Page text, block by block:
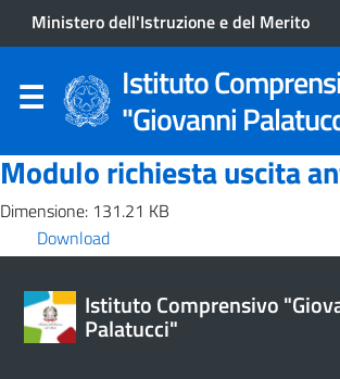
Ministero dell'Istruzione e del Merito
Istituto
"Giovanni
Modulo richiesta uscita
Dimensione: 131.21 KB
Download
Istituto Comprensivo
Palatucci"